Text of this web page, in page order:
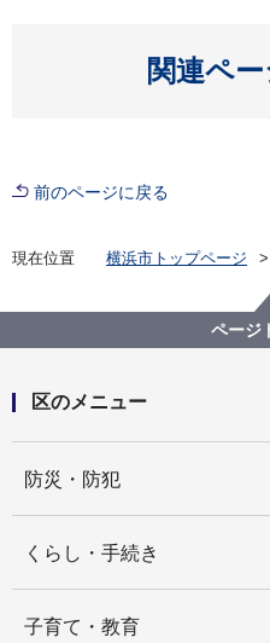
関連ペ
前のページに戻る
現在位置 横浜市トップページ
ページ
区のメニュー
防災・防犯
くらし・手続き
子育て・教育